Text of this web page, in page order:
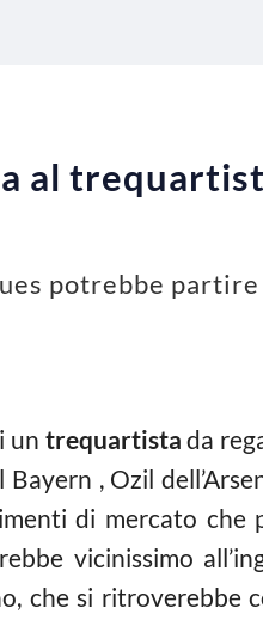
al
potrebbe
un trequartista da
, Ozil
di mercato che
vicinissimo
che si